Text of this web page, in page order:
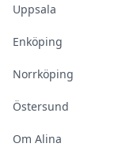
Uppsala
Enköping
Norrköping
Östersund
Om Alina